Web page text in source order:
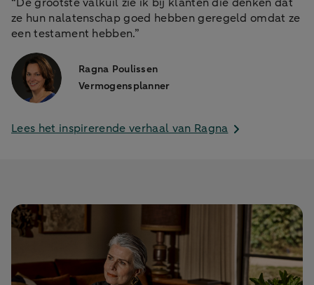
ze hun nalatenschap goed hebben geregeld omdat ze
een testament hebben.”
Ragna Poulissen
Vermogensplanner
Lees het inspirerende verhaal van Ragna